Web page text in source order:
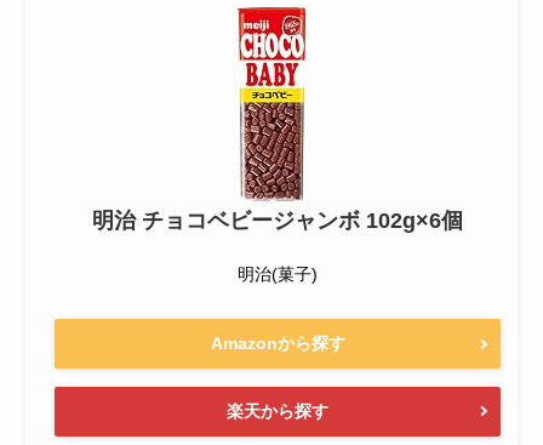
明治 チョコベビージャンボ 102g×6個
明治(菓子)
Amazonから探す
楽天から探す